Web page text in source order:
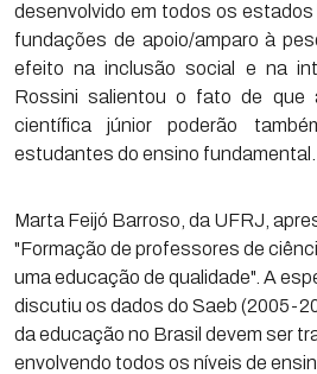
desenvolvido em todos os estados
fundações de apoio/amparo à
efeito na inclusão social e na
Rossini salientou o fato de que
científica júnior poderão
estudantes do ensino fundamental.
Marta Feijó Barroso, da UFRJ,
"Formação de professores de
uma educação de qualidade". A
discutiu os dados do Saeb (2005-
da educação no Brasil devem ser
envolvendo todos os níveis de